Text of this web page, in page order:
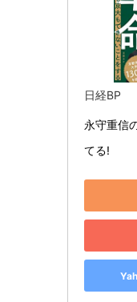
日経BP
永守重信
てる!